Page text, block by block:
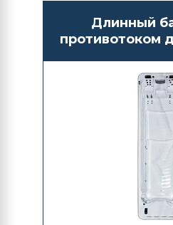
Длинный
противотоком